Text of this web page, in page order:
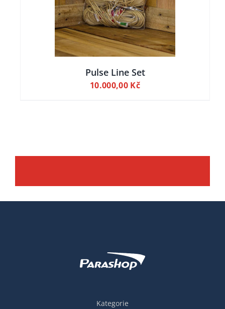
Pulse Line Set
10.000,00 Kč
Kategorie